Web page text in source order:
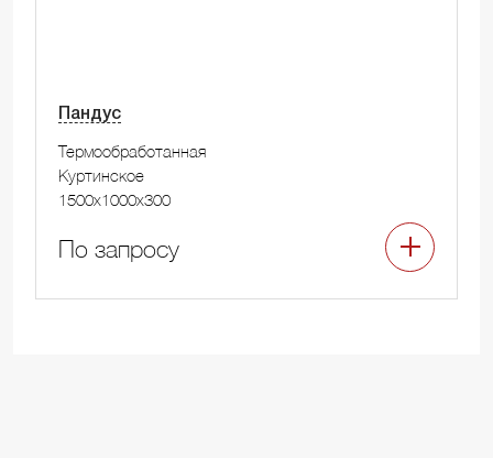
Пандус
Термообработанная
Куртинское
1500x1000x300
По запросу